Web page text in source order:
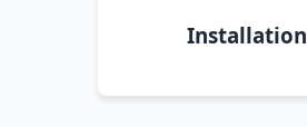
Installation